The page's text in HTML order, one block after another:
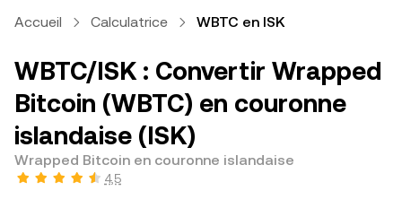
Accueil Calculatrice WBTC en ISK
WBTC/ISK : Convertir Wrapped
Bitcoin (WBTC) en couronne
islandaise (ISK)
Wrapped Bitcoin en couronne islandaise
4,5